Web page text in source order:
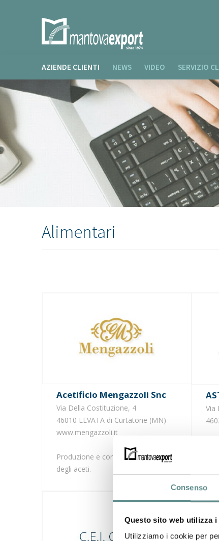
Consenso
Questo sito web utilizza i
Utilizziamo i cookie per
AZIENDE CLIENTI NEWS VIDEO SERVIZIO
Alimentari
Acetificio Mengazzoli Snc
Via Della Costituzione, 4
46010 LEVATA di Curtatone (MN)
www.mengazzoli.it
Produzione e commercializzazione
degli aceti.
Via